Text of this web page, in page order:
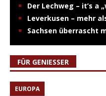
Der Lechweg – it’s a
Leverkusen – mehr
Sachsen überrascht
FÜR GENIESSER
EUROPA